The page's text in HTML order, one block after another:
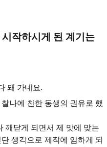
작하시게 된 계기는
돼 가네요.
나에 친한 동생의 권유 로 했
깨닫게 되면서 제 맛에 맞는
생각으로 제작에 임하게 되